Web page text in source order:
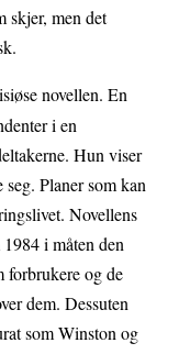
skjer, men det
novellen. En
i en
Hun viser
seg. Planer som kan
Novellens
i måten den
forbrukere og de
dem. Dessuten
som Winston og